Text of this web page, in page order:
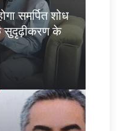
समर्पित शोध
सुदृढ़ीकरण के